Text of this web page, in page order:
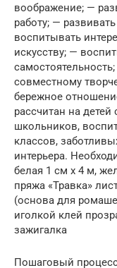
воображение; —
работу; —
воспитывать
искусству; —
совместному
бережное
рассчитан на
школьников,
классов,
интерьера.
белая 1 см х 4 м,
пряжа «Травка»
(основа для
иголкой клей
зажигалка
Пошаговый